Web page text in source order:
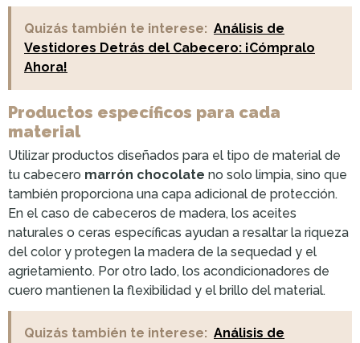
Quizás también te interese: Análisis de
Vestidores Detrás del Cabecero: ¡Cómpralo
Ahora!
Productos específicos para cada
material
Utilizar productos diseñados para el tipo de material de
tu cabecero marrón chocolate no solo limpia, sino que
también proporciona una capa adicional de protección.
En el caso de cabeceros de madera, los aceites
naturales o ceras específicas ayudan a resaltar la riqueza
del color y protegen la madera de la sequedad y el
agrietamiento. Por otro lado, los acondicionadores de
cuero mantienen la flexibilidad y el brillo del material.
Quizás también te interese: Análisis de